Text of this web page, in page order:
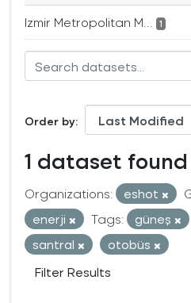
Izmir Metropolitan M... 1
Order by
1 dataset found
Organizations: eshot
enerji
Tags: güneş
santral
otobüs
Filter Results